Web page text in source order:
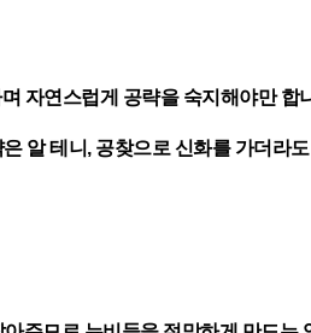
자연스럽게 공략을 숙지해야만 합
알 테니, 공찾으로 신화를 가더라